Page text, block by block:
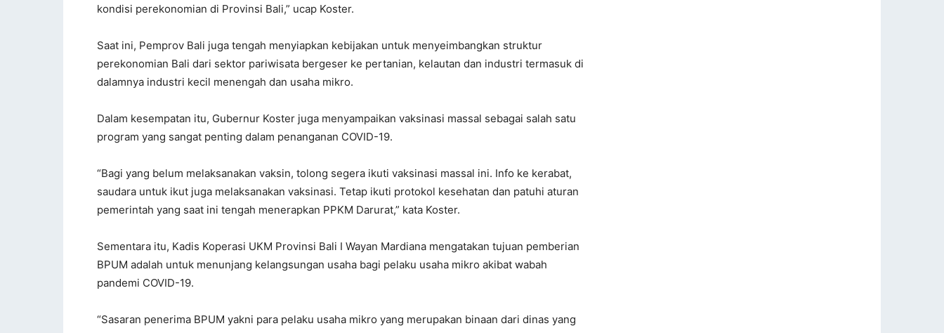
kondisi perekonomian di Provinsi Bali,” ucap Koster.
Saat ini, Pemprov Bali juga tengah menyiapkan kebijakan untuk menyeimbangkan struktur
perekonomian Bali dari sektor pariwisata bergeser ke pertanian, kelautan dan industri termasuk di
dalamnya industri kecil menengah dan usaha mikro.
Dalam kesempatan itu, Gubernur Koster juga menyampaikan vaksinasi massal sebagai salah satu
program yang sangat penting dalam penanganan COVID-19.
“Bagi yang belum melaksanakan vaksin, tolong segera ikuti vaksinasi massal ini. Info ke kerabat,
saudara untuk ikut juga melaksanakan vaksinasi. Tetap ikuti protokol kesehatan dan patuhi aturan
pemerintah yang saat ini tengah menerapkan PPKM Darurat,” kata Koster.
Sementara itu, Kadis Koperasi UKM Provinsi Bali I Wayan Mardiana mengatakan tujuan pemberian
BPUM adalah untuk menunjang kelangsungan usaha bagi pelaku usaha mikro akibat wabah
pandemi COVID-19.
“Sasaran penerima BPUM yakni para pelaku usaha mikro yang merupakan binaan dari dinas yang